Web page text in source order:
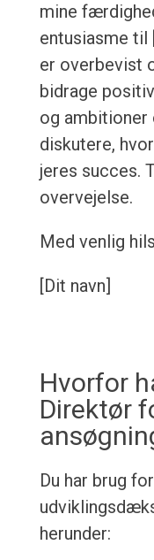
mine
entusiasme til
er overbevist
bidrage
og
diskutere,
jeres succes.
overvejelse.
Med venlig
[Dit navn]
Hvorfor
Direktør
Du har brug
herunder: